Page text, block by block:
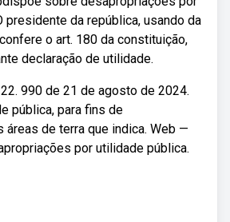
presidente da república, usando da
o art. 180 da constituição,
declaração de utilidade.
990 de 21 de agosto de 2024.
pública, para fins de
áreas de terra que indica. Web —
por utilidade pública.